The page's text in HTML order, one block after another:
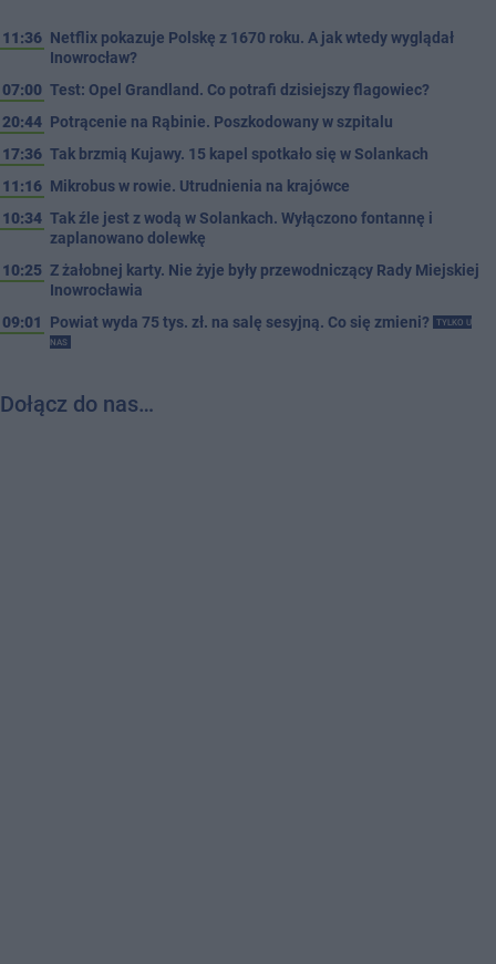
11:36 Netflix pokazuje Polskę z 1670 roku. A jak wtedy wyglądał
Inowrocław?
07:00 Test: Opel Grandland. Co potrafi dzisiejszy flagowiec?
20:44 Potrącenie na Rąbinie. Poszkodowany w szpitalu
17:36 Tak brzmią Kujawy. 15 kapel spotkało się w Solankach
11:16 Mikrobus w rowie. Utrudnienia na krajówce
10:34 Tak źle jest z wodą w Solankach. Wyłączono fontannę i
zaplanowano dolewkę
10:25 Z żałobnej karty. Nie żyje były przewodniczący Rady Miejskiej
Inowrocławia
09:01
Powiat wyda 75 tys. zł. na salę sesyjną. Co się zmieni?
TYLKO U
NAS
Dołącz do nas…